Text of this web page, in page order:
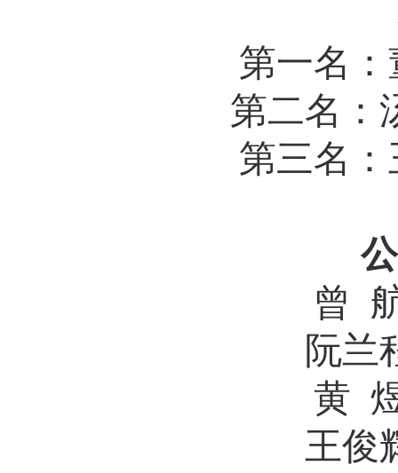
第一名：
第二名：
第三名：
曾
阮兰
黄
王俊